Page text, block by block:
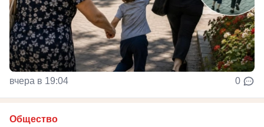
вчера в 19:04 0
Общество